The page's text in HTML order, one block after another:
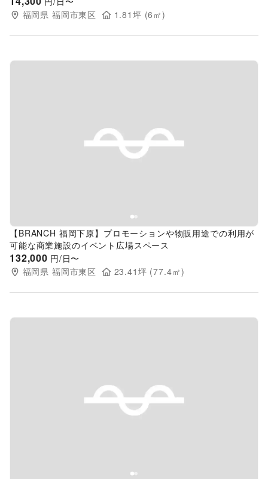
福岡県 福岡市東区 1.81 坪 (6 ㎡)
Previous slide
【BRANCH 福岡下原】プロモーションや物販用途での利用が
可能な商業施設のイベント広場スペース
132,000 円/日〜
福岡県 福岡市東区 23.41 坪 (77.4㎡)
Previous slide